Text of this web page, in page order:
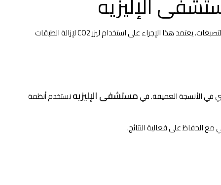
يُعد من أهم تقنيات تجديد سطح البشرة وعلاج التجاعيد والندبات والتصبغات. يعتمد هذا الإجراء على استخدام ليزر CO2 لإزالة الطبقات
مستشفى الإليزيهنستخدم أنظمة